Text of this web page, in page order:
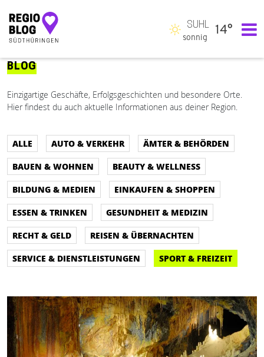
Hauptnavigation
SUHL
sonnig
14°
BLOG
Einzigartige Geschäfte, Erfolgsgeschichten und besondere Orte.
Hier findest du auch aktuelle Informationen aus deiner Region.
ALLE AUTO & VERKEHR
ÄMTER & BEHÖRDEN
BAUEN & WOHNEN
BEAUTY & WELLNESS
BILDUNG & MEDIEN
EINKAUFEN & SHOPPEN
ESSEN & TRINKEN
GESUNDHEIT & MEDIZIN
RECHT & GELD
REISEN & ÜBERNACHTEN
SERVICE & DIENSTLEISTUNGEN
SPORT & FREIZEIT